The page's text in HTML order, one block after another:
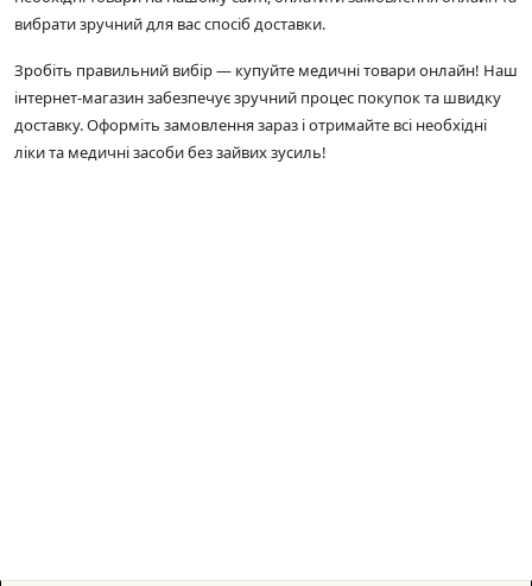
вибрати зручний для вас спосіб доставки.
Зробіть правильний вибір — купуйте медичні товари онлайн! Наш
інтернет-магазин забезпечує зручний процес покупок та швидку
доставку. Оформіть замовлення зараз і отримайте всі необхідні
ліки та медичні засоби без зайвих зусиль!